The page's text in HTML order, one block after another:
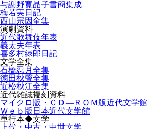
与謝野寛晶子書簡集成
梅若実日記
西山宗因全集
演劇資料
近代歌舞伎年表
義太夫年表
喜多村緑郎日記
文学全集
石橋忍月全集
徳田秋聲全集
近松秋江全集
近代雑誌複刻資料
マイクロ版・ＣＤ―ＲＯＭ版近代文学館
Ｗｅｂ版日本近代文学館
単行本◆文学
上代・中古・中世文学